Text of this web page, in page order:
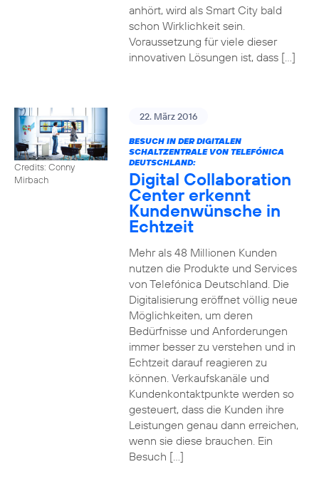
anhört, wird als Smart City bald
schon Wirklichkeit sein.
Voraussetzung für viele dieser
innovativen Lösungen ist, dass […]
Credits: Conny
Mirbach
22. März 2016
BESUCH IN DER DIGITALEN
SCHALTZENTRALE VON TELEFÓNICA
DEUTSCHLAND:
Digital Collaboration
Center erkennt
Kundenwünsche in
Echtzeit
Mehr als 48 Millionen Kunden
nutzen die Produkte und Services
von Telefónica Deutschland. Die
Digitalisierung eröffnet völlig neue
Möglichkeiten, um deren
Bedürfnisse und Anforderungen
immer besser zu verstehen und in
Echtzeit darauf reagieren zu
können. Verkaufskanäle und
Kundenkontaktpunkte werden so
gesteuert, dass die Kunden ihre
Leistungen genau dann erreichen,
wenn sie diese brauchen. Ein
Besuch […]